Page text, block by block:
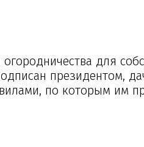
для
президентом,
по которым им